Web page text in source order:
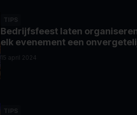
TIPS
Bedrijfsfeest laten
elk evenement een
15 april 2024
TIPS